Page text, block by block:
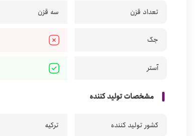
تعداد قزن سه قزن
جک
آستر
مشخصات تولید کننده
کشور تولید کننده ترکیه